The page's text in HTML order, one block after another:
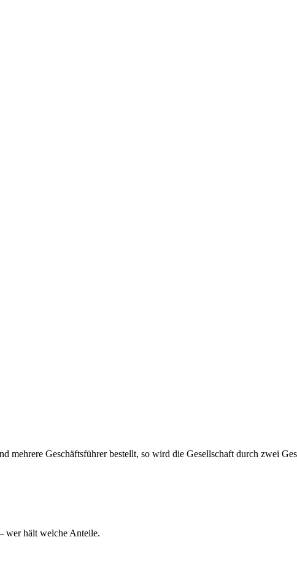
mehrere Geschäftsführer bestellt, so wird die Gesellschaft durch zwei
wer hält welche Anteile.